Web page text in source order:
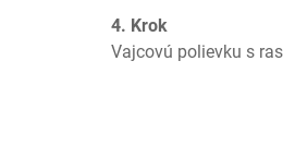
4. Krok
Vajcovú polievku s